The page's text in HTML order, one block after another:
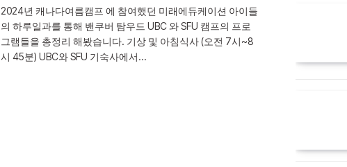
2024년 캐나다여름캠프 에 참여했던 미래에듀케이션 아이들
의 하루일과를 통해 밴쿠버 탐우드 UBC 와 SFU 캠프의 프로
그램들을 총정리 해봤습니다. 기상 및 아침식사 (오전 7시~8
시 45분) UBC와 SFU 기숙사에서…